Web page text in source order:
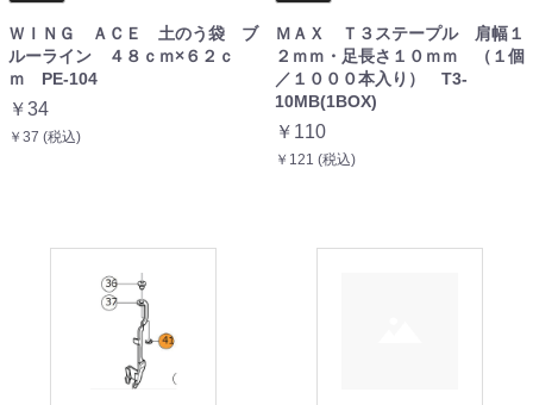
ＷＩＮＧ ＡＣＥ 土のう袋 ブ
ルーライン ４８ｃｍ×６２ｃ
ｍ PE-104
￥34
￥37 (税込)
ＭＡＸ Ｔ３ステープル 肩幅１
２ｍｍ・足長さ１０ｍｍ （１個
／１０００本入り） T3-
10MB(1BOX)
￥110
￥121 (税込)